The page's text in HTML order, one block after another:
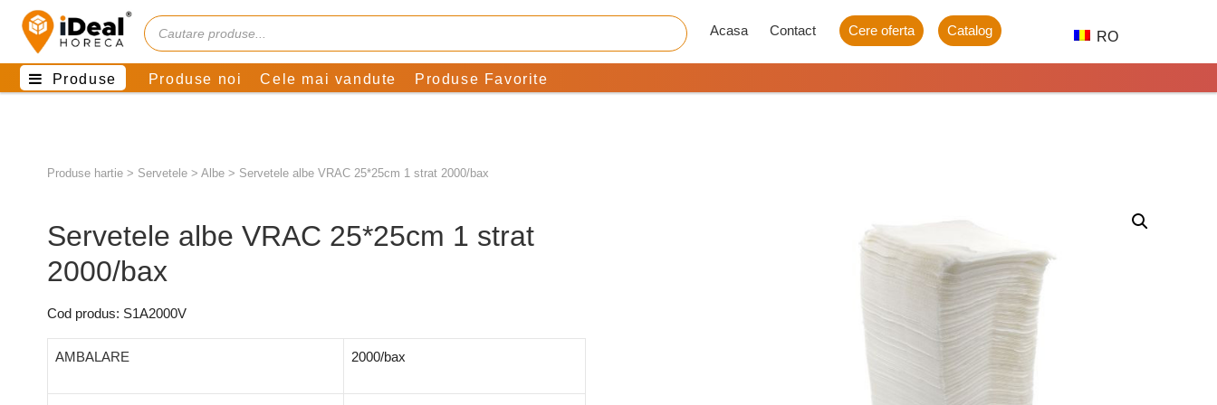
RO
Catalog
Cere oferta
Acasa Contact
Produse Produse noi Cele mai vandute Produse Favorite
Produse hartie > Servetele > Albe > Servetele albe VRAC 25*25cm 1 strat 2000/bax
Servetele albe VRAC 25*25cm 1 strat
2000/bax
Cod produs: S1A2000V
AMBALARE 2000/bax